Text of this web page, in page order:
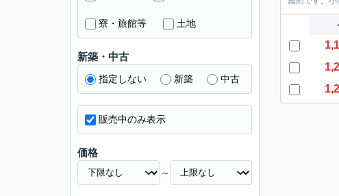
寮・旅館等 土地
新築・中古
指定しない 新築 中古
販売中のみ表示
価格
～